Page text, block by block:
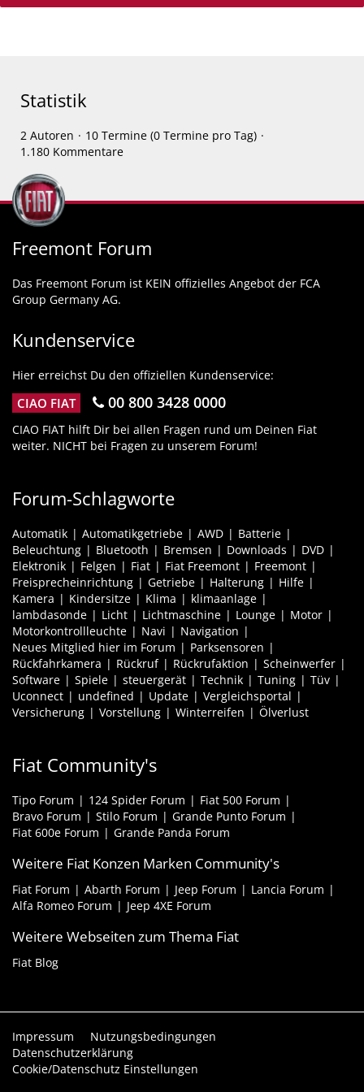
Statistik
2 Autoren
10 Termine (0 Termine pro Tag)
1.180 Kommentare
Freemont Forum
Das Freemont Forum ist KEIN offizielles Angebot der FCA
Group Germany AG.
Kundenservice
Hier erreichst Du den offiziellen Kundenservice:
CIAO FIAT 00 800 3428 0000
CIAO FIAT hilft Dir bei allen Fragen rund um Deinen Fiat
weiter. NICHT bei Fragen zu unserem Forum!
Forum-Schlagworte
Automatik Automatikgetriebe AWD
Batterie
Beleuchtung
Bluetooth Bremsen Downloads
DVD
Elektronik
Felgen Fiat Fiat Freemont
Freemont
Freisprecheinrichtung
Getriebe Halterung
Hilfe
Kamera
Kindersitze Klima
klimaanlage
lambdasonde
Licht Lichtmaschine Lounge
Motor
Motorkontrollleuchte
Navi
Navigation
Neues Mitglied hier im Forum
Parksensoren
Rückfahrkamera
Rückruf Rückrufaktion
Scheinwerfer
Software
Spiele steuergerät Technik Tuning
Tüv
Uconnect
undefined Update
Vergleichsportal
Versicherung
Vorstellung Winterreifen Ölverlust
Fiat Community's
Tipo Forum 124 Spider Forum
Fiat 500 Forum
Bravo Forum
Stilo Forum
Grande Punto Forum
Fiat 600e Forum
Grande Panda Forum
Weitere Fiat Konzen Marken Community's
Fiat Forum Abarth Forum Jeep Forum
Lancia Forum
Alfa Romeo Forum
Jeep 4XE Forum
Weitere Webseiten zum Thema Fiat
Fiat Blog
Impressum
Nutzungsbedingungen
Datenschutzerklärung
Cookie/Datenschutz Einstellungen